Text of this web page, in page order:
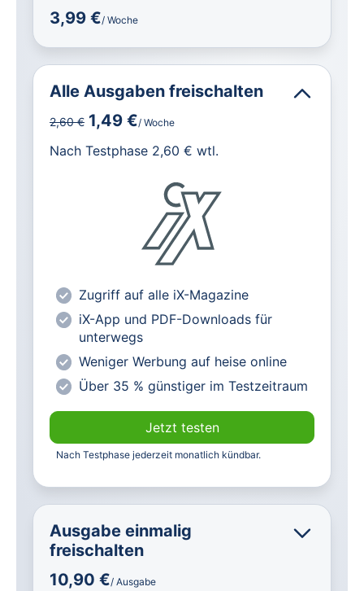
3,99 €/ Woche
Alle exklusiven heise+ Artikel frei
heise online mit weniger Werbung
Vorteilspreis für Magazin-
Abonnenten
Alle Ausgaben freischalten
2,60 € 1,49 €/ Woche
Nach Testphase 2,60 € wtl.
Zugriff auf alle iX-Magazine
iX-App und PDF-Downloads für
unterwegs
Weniger Werbung auf heise online
Über 35 % günstiger im Testzeitraum
Jetzt testen
Nach Testphase jederzeit monatlich kündbar.
Ausgabe einmalig
freischalten
10,90 €/ Ausgabe